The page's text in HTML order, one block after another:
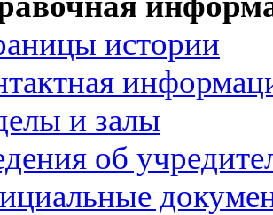
истории
и залы
об